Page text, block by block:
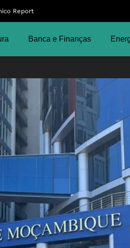
Report
Banca e Finanças